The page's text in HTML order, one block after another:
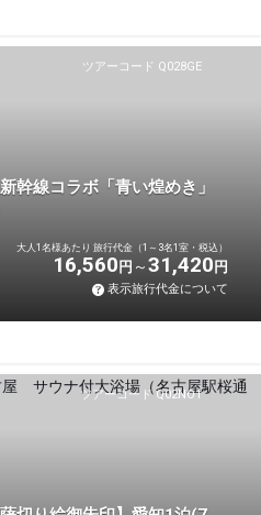
ツアーコード Q028GE
幹線コラボ「青い煌めき」
大人1名様あたり 旅行代金（1～3名1室・税込）
16,560 円 31,420 円
表示旅行代金について
ツアーコード Q02NO1